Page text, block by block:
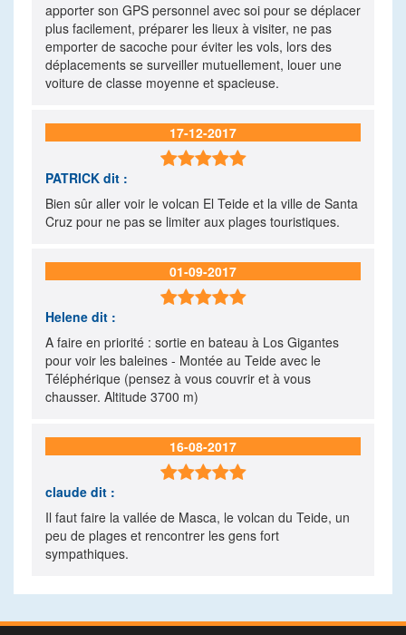
apporter son GPS personnel avec soi pour se déplacer
plus facilement, préparer les lieux à visiter, ne pas
emporter de sacoche pour éviter les vols, lors des
déplacements se surveiller mutuellement, louer une
voiture de classe moyenne et spacieuse.
17-12-2017

PATRICK dit :
Bien sûr aller voir le volcan El Teide et la ville de Santa
Cruz pour ne pas se limiter aux plages touristiques.
01-09-2017

Helene dit :
A faire en priorité : sortie en bateau à Los Gigantes
pour voir les baleines - Montée au Teide avec le
Téléphérique (pensez à vous couvrir et à vous
chausser. Altitude 3700 m)
16-08-2017

claude dit :
Il faut faire la vallée de Masca, le volcan du Teide, un
peu de plages et rencontrer les gens fort
sympathiques.